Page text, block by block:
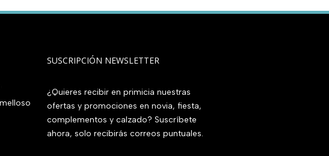
SUSCRIPCIÓN NEWSLETTER
¿Quieres recibir en primicia nuestras
ofertas y promociones en novia, fiesta,
complementos y calzado? Suscríbete
ahora, solo recibirás correos puntuales.